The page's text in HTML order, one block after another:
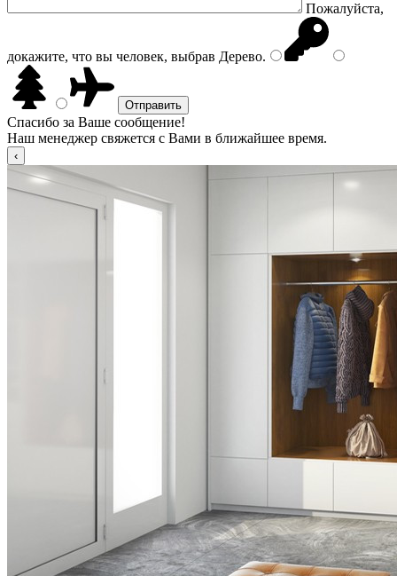
Пожалуйста,
докажите, что вы человек, выбрав Дерево.
Спасибо за Ваше сообщение!
Наш менеджер свяжется с Вами в ближайшее время.